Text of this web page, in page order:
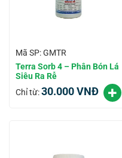
Mã SP: GMTR
Terra Sorb 4 – Phân Bón Lá
Siêu Ra Rễ
Chỉ từ:30.000VNĐ